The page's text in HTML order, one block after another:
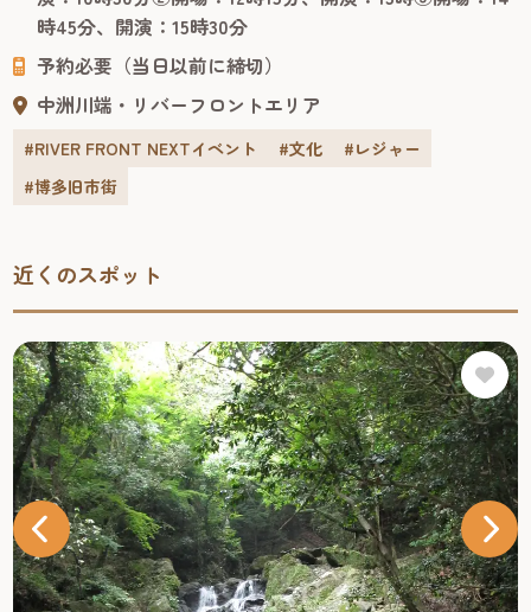
ムスリップした感覚で楽しくスリリングに学べる、ファミ
リー向けのパフォーマンスショー。 客席で観るだけでな
く、ラッキーなお客様...
時45分、開演：15時30分
予約必要（当日以前に締切）
中洲川端・リバーフロントエリア
#RIVER FRONT NEXTイベント #文化
#レジャー
#博多旧市街
近くのスポット